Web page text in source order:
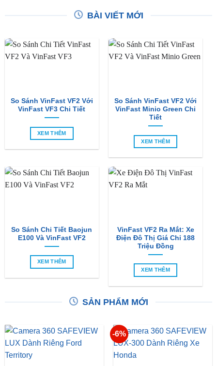
BÀI VIẾT MỚI
So Sánh VinFast VF2 Với
VinFast VF3 Chi Tiết
XEM THÊM
So Sánh VinFast VF2 Với
VinFast Minio Green Chi
Tiết
XEM THÊM
So Sánh Chi Tiết Baojun
E100 Và VinFast VF2
XEM THÊM
VinFast VF2 Ra Mắt: Xe
Điện Đô Thị Giá Chỉ 188
Triệu Đồng
XEM THÊM
SẢN PHẨM MỚI
-6%